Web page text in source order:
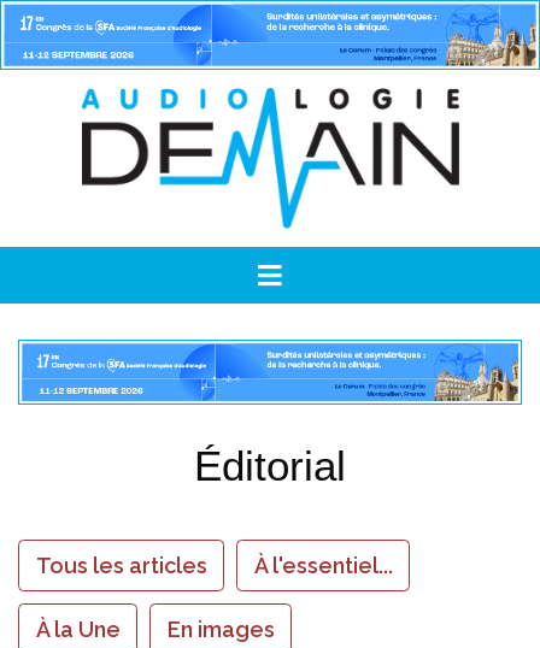
Éditorial
Tous les articles À l'essentiel...
À la Une En images